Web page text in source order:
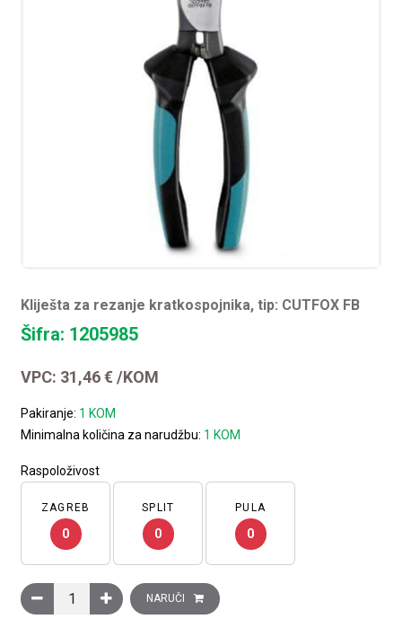
Kliješta za rezanje kratkospojnika, tip: CUTFOX FB
Šifra: 1205985
VPC: 31,46€ /KOM
Pakiranje: 1 KOM
Minimalna količina za narudžbu: 1 KOM
Raspoloživost
ZAGREB
0
SPLIT
0
PULA
0
Kliješta za rezanje kratkospojnika, tip: CUTFOX FB količina
NARUČI